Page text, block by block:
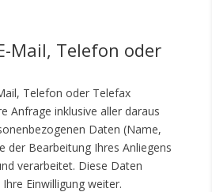
Mail, Telefon oder
Telefon oder Telefax
Anfrage inklusive aller daraus
Daten (Name,
der Bearbeitung Ihres Anliegens
verarbeitet. Diese Daten
Einwilligung weiter.